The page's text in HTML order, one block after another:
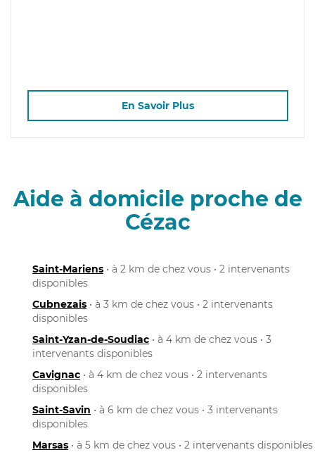
En Savoir Plus
Aide à domicile proche de
Cézac
Saint-Mariens • à 2 km de chez vous • 2 intervenants
disponibles
Cubnezais • à 3 km de chez vous • 2 intervenants
disponibles
Saint-Yzan-de-Soudiac • à 4 km de chez vous • 3
intervenants disponibles
Cavignac • à 4 km de chez vous • 2 intervenants
disponibles
Saint-Savin • à 6 km de chez vous • 3 intervenants
disponibles
Marsas • à 5 km de chez vous • 2 intervenants disponibles